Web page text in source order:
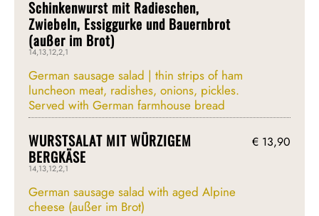
Schinkenwurst mit Radieschen,
Zwiebeln, Essiggurke und Bauernbrot
(außer im Brot)
14,13,12,2,1
German sausage salad | thin strips of ham
luncheon meat, radishes, onions, pickles.
Served with German farmhouse bread
WURSTSALAT MIT WÜRZIGEM
BERGKÄSE
14,13,12,2,1
German sausage salad with aged Alpine
cheese (außer im Brot)
€ 13,90